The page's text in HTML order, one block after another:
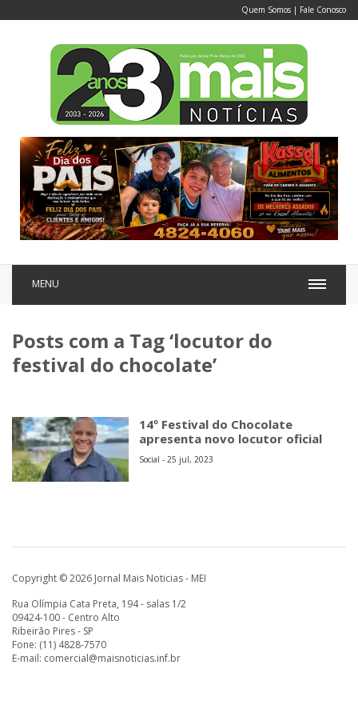
Quem Somos | Fale Conosco
MENU
Posts com a Tag ‘locutor do
festival do chocolate’
14º Festival do Chocolate
apresenta novo locutor oficial
Social - 25 jul, 2023
Copyright © 2026 Jornal Mais Noticias - MEI
Rua Olímpia Cata Preta, 194 - salas 1/2
09424-100 - Centro Alto
Ribeirão Pires - SP
Fone: (11) 4828-7570
E-mail: comercial@maisnoticias.inf.br